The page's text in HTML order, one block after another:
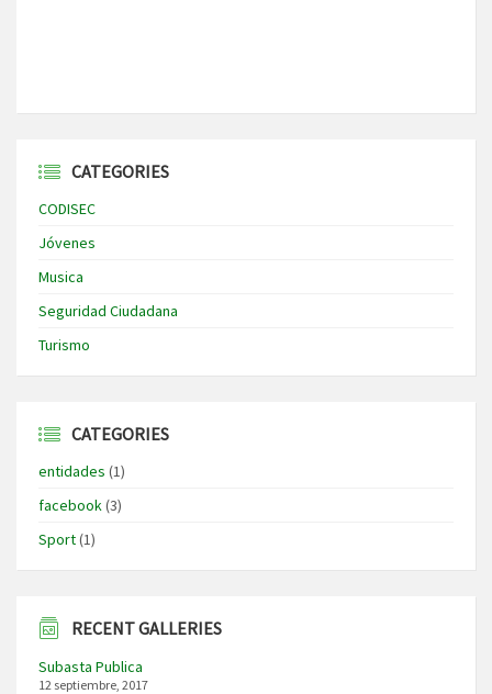
CATEGORIES
CODISEC
Jóvenes
Musica
Seguridad Ciudadana
Turismo
CATEGORIES
entidades (1)
facebook(3)
Sport(1)
RECENT GALLERIES
Subasta Publica
12 septiembre, 2017